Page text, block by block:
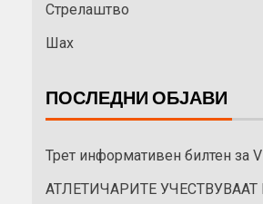
Стрелаштво
Шах
ПОСЛЕДНИ ОБЈАВИ
Трет информативен билтен за
АТЛЕТИЧАРИТЕ